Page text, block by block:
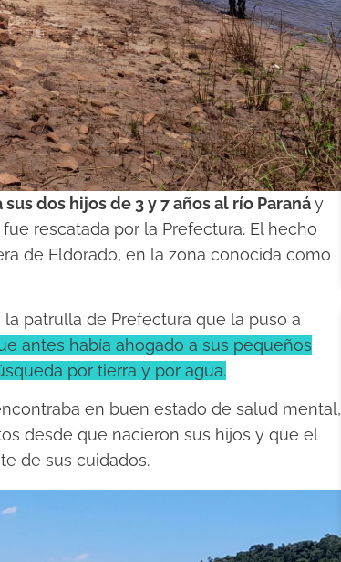
dos hijos de 3 y 7 años al río Paranáy
fue rescatada por la Prefectura. El hecho
de Eldorado, en la zona conocida como
patrulla de Prefectura que la puso a
antes había ahogado a sus pequeños
por tierra y por agua.
en buen estado de salud mental,
desde que nacieron sus hijos y que el
de sus cuidados.